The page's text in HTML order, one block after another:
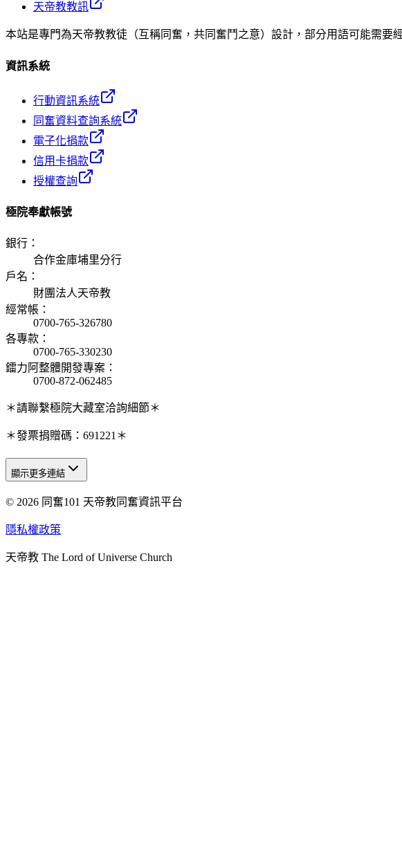
天帝教教訊
本站是專門為天帝教教徒（互稱同奮，共同奮鬥之意）設計，部分用語可能需
資訊系統
行動資訊系統
同奮資料查詢系統
電子化捐款
信用卡捐款
授權查詢
極院奉獻帳號
銀行 ：
合作金庫埔里分行
戶名 ：
財團法人天帝教
經常帳 ：
0700-765-326780
各專款 ：
0700-765-330230
鐳力阿整體開發專案 ：
0700-872-062485
＊請聯繫極院大藏室洽詢細節＊
＊發票捐贈碼：691221＊
天人研究總院
天人研究學院
天人炁功院
顯示更多連結
© 2026 同奮101 天帝教同奮資訊平台
隱私權政策
天帝教 The Lord of Universe Church